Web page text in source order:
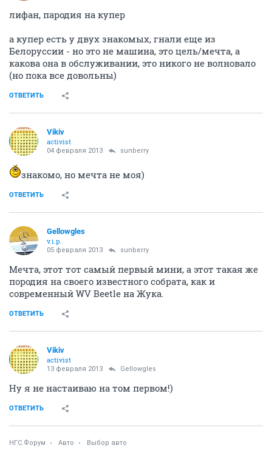
лифан, пародия на купер
а купер есть у двух знакомых, гнали еще из
Белоруссии - но это не машина, это цель/мечта, а
какова она в обслуживании, это никого не волновало
(но пока все довольны)
ОТВЕТИТЬ
Vikiv
activist
04 февраля 2013 sunberry
знакомо, но мечта не моя)
ОТВЕТИТЬ
Gellowgles
v.i.p.
05 февраля 2013 sunberry
Мечта, этот тот самый первый мини, а этот такая же
породия на своего известного собрата, как и
современный WV Beetle на Жука.
ОТВЕТИТЬ
Vikiv
activist
13 февраля 2013 Gellowgles
Ну я не настаиваю на том первом!)
ОТВЕТИТЬ
НГС.Форум Авто Выбор авто